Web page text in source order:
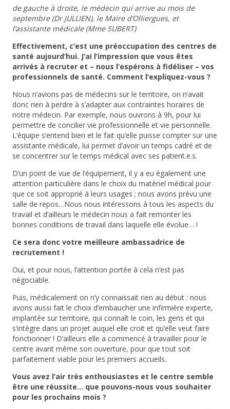
de gauche à droite, le médecin qui arrive au mois de
septembre (Dr JULLIEN), le Maire d’Olliergues, et
l’assistante médicale (Mme SUBERT)
Effectivement, c’est une préoccupation des centres de
santé aujourd’hui. J’ai l’impression que vous êtes
arrivés à recruter et – nous l’espérons à fidéliser – vos
professionnels de santé. Comment l’expliquez-vous ?
Nous n’avions pas de médecins sur le territoire, on n’avait
donc rien à perdre à s’adapter aux contraintes horaires de
notre médecin. Par exemple, nous ouvrons à 9h, pour lui
permettre de concilier vie professionnelle et vie personnelle.
L’équipe s’entend bien et le fait qu’elle puisse compter sur une
assistante médicale, lui permet d’avoir un temps cadré et de
se concentrer sur le temps médical avec ses patient.e.s.
D’un point de vue de l’équipement, il y a eu également une
attention particulière dans le choix du matériel médical pour
que ce soit approprié à leurs usages ; nous avons prévu une
salle de repos…Nous nous intéressons à tous les aspects du
travail et d’ailleurs le médecin nous a fait remonter les
bonnes conditions de travail dans laquelle elle évolue… !
Ce sera donc votre meilleure ambassadrice de
recrutement !
Oui, et pour nous, l’attention portée à cela n’est pas
négociable.
Puis, médicalement on n’y connaissait rien au début : nous
avons aussi fait le choix d’embaucher une infirmière experte,
implantée sur territoire, qui connaît le coin, les gens et qui
s’intègre dans un projet auquel elle croit et qu’elle veut faire
fonctionner ! D’ailleurs elle a commencé à travailler pour le
centre avant même son ouverture, pour que tout soit
parfaitement viable pour les premiers accueils.
Vous avez l’air très enthousiastes et le centre semble
être une réussite… que pouvons-nous vous souhaiter
pour les prochains mois ?